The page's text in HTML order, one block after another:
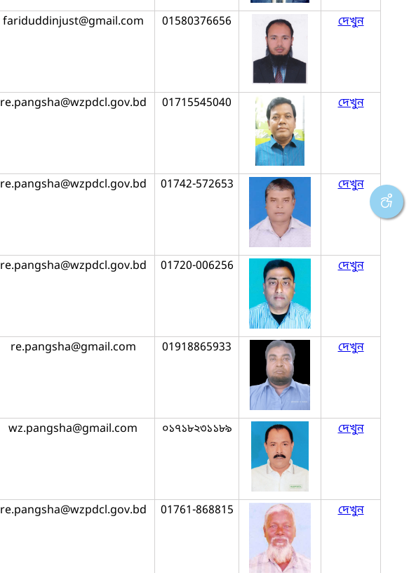
fariduddinjust@gmail.com 01580376656 দেখুন
re.pangsha@wzpdcl.gov.bd 01715545040 দেখুন
re.pangsha@wzpdcl.gov.bd 01742-572653 দেখুন
re.pangsha@wzpdcl.gov.bd 01720-006256 দেখুন
re.pangsha@gmail.com 01918865933 দেখুন
wz.pangsha@gmail.com ০১৭১৮২৩১১৮৯ দেখুন
re.pangsha@wzpdcl.gov.bd 01761-868815 দেখুন